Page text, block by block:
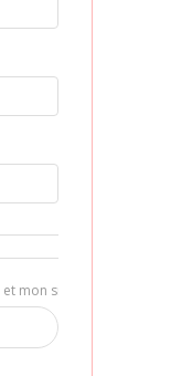
mon site dans le